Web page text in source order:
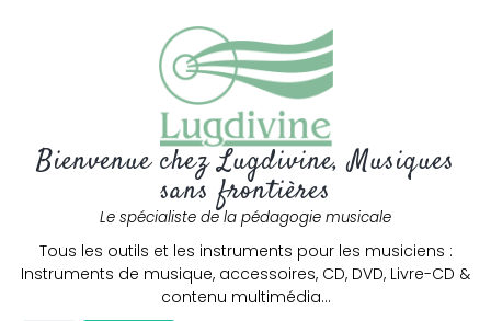
Bienvenue chez Lugdivine, Musiques
sans frontières
Le spécialiste de la pédagogie musicale
Tous les outils et les instruments pour les musiciens :
Instruments de musique, accessoires, CD, DVD, Livre-CD &
contenu multimédia…